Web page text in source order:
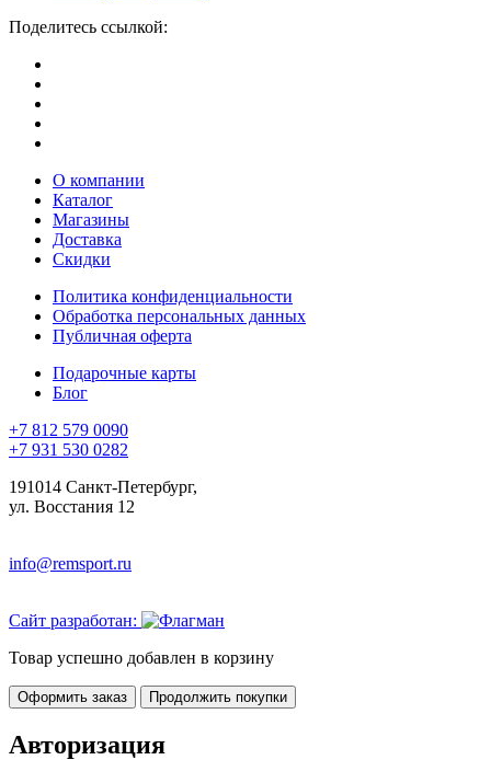
Поделитесь ссылкой:
О компании
Каталог
Магазины
Доставка
Скидки
Политика конфиденциальности
Обработка персональных данных
Публичная оферта
Подарочные карты
Блог
+7 812 579 0090
+7 931 530 0282
191014 Санкт-Петербург,
ул. Восстания 12
info@remsport.ru
Сайт разработан:
Товар успешно добавлен в корзину
Оформить заказ Продолжить покупки
Авторизация